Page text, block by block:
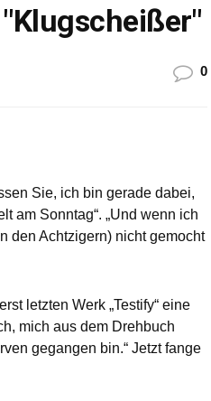
0
Sie, ich bin gerade dabei,
am Sonntag“. „Und wenn ich
den Achtzigern) nicht gemocht
letzten Werk „Testify“ eine
mich aus dem Drehbuch
gegangen bin.“ Jetzt fange